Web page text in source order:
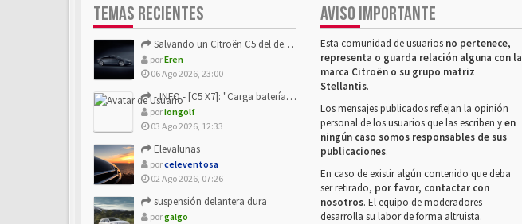
TEMAS RECIENTES
Salvando un Citroën C5 del desguace: Presentación y seguimiento
porEren
06 Ago 2026, 23:00
- INFO - [C5 X7]: "Carga batería o alimentación eléctri...
poriongolf
03 Ago 2026, 12:33
Elevalunas
porceleventosa
02 Ago 2026, 07:26
suspensión delantera dura
porgalgo
AVISO IMPORTANTE
Esta comunidad de usuarios no pertenece,
representa o guarda relación alguna con la
marca Citroën o su grupo matriz
Stellantis.
Los mensajes publicados reflejan la opinión
personal de los usuarios que las escriben yen
ningún caso somos responsables de sus
publicaciones.
En caso de existir algún contenido que deba
ser retirado, por favor, contactar con
nosotros. El equipo de moderadores
desarrolla su labor de forma altruista.